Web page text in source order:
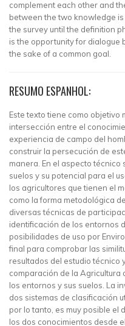
complement each other and
between the two knowledge
the survey until the definition
is the opportunity for
the sake of a common goal.
RESUMO ESPANHOL:
Este texto tiene como objetivo
intersección entre el
experiencia de campo del
construir la persecución de
manera. En el aspecto
suelos y su potencial para el
los agricultores que tienen el
como la forma metodológica
diversas técnicas de
identificación de los entornos
posibilidades de uso por
final para comprobar las
resultados del estudio técnico
comparación de la Agricultura
los entornos y sus suelos. La
dos sistemas de clasificación
por lo tanto, es muy posible el
los dos conocimientos desde